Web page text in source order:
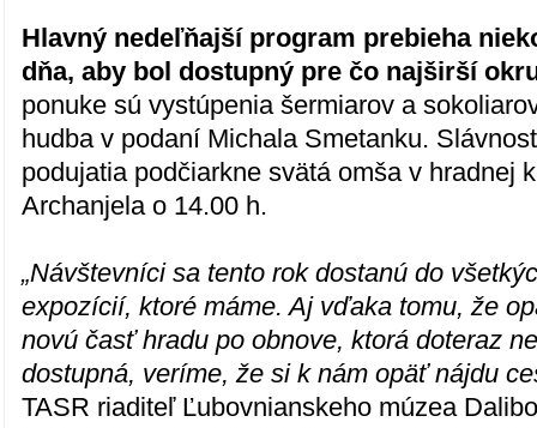
Hlavný nedeľňajší program prebieha
dňa, aby bol dostupný pre čo najširší
ponuke sú vystúpenia šermiarov a
hudba v podaní Michala Smetanku.
podujatia podčiarkne svätá omša v hradnej
Archanjela o 14.00 h.
„Návštevníci sa tento rok dostanú do
expozícií, ktoré máme. Aj vďaka tomu, že
novú časť hradu po obnove, ktorá doteraz
dostupná, veríme, že si k nám opäť nájdu
TASR riaditeľ Ľubovnianskeho múzea